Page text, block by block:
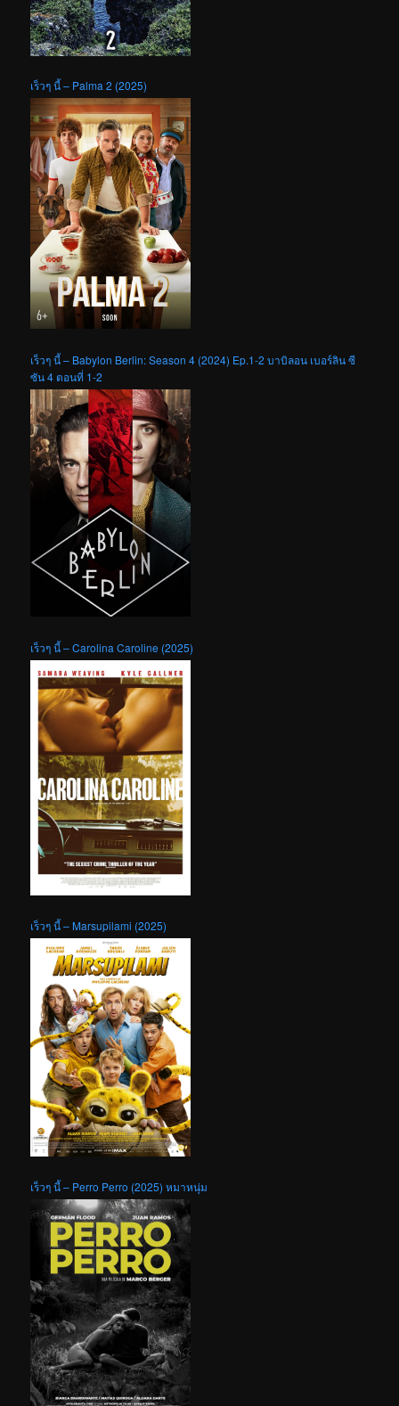
เร็วๆ นี้ – Palma 2 (2025)
เร็วๆ นี้ – Babylon Berlin: Season 4 (2024) Ep.1-2 บาบิลอน เบอร์ลิน ซี
ซัน 4 ตอนที่ 1-2
เร็วๆ นี้ – Carolina Caroline (2025)
เร็วๆ นี้ – Marsupilami (2025)
เร็วๆ นี้ – Perro Perro (2025) หมาหนุ่ม